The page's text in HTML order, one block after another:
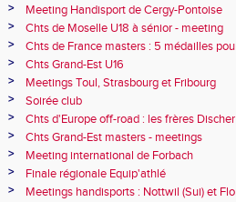
>
Meeting Handisport de Cergy-Pontoise
>
Chts de Moselle U18 à sénior - meeting
>
Chts de France masters : 5 médailles
>
Chts Grand-Est U16
>
Meetings Toul, Strasbourg et Fribourg
>
Soirée club
>
Chts d'Europe off-road : les frères
>
Chts Grand-Est masters - meetings
>
Meeting international de Forbach
>
Finale régionale Equip'athlé
> Meetings handisports : Nottwil (Sui) et